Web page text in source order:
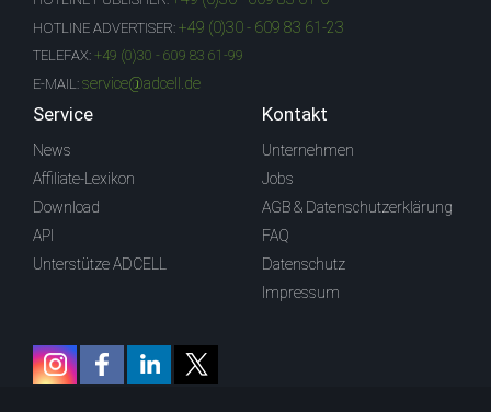
HOTLINE ADVERTISER: +49 (0)30 - 609 83 61-23
TELEFAX: +49 (0)30 - 609 83 61-99
E-MAIL: service@adcell.de
Service
News
Affiliate-Lexikon
Download
API
Unterstütze ADCELL
Kontakt
Unternehmen
Jobs
AGB & Datenschutzerklärung
FAQ
Datenschutz
Impressum